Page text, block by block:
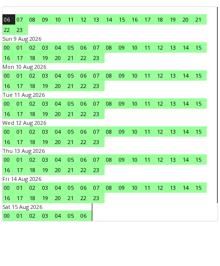
06 07 08 09 10 11 12 13 14 15 16 17 18 19 20
21
22
23
Sun 9 Aug 2026
00
01 02 03 04 05 06 07 08 09 10 11 12 13 14
15
16
17 18 19 20 21 22
23
Mon 10 Aug 2026
00
01 02 03 04 05 06 07 08 09 10 11 12 13 14
15
16
17 18 19 20 21 22
23
Tue 11 Aug 2026
00
01 02 03 04 05 06 07 08 09 10 11 12 13 14
15
16
17 18 19 20 21 22
23
Wed 12 Aug 2026
00
01 02 03 04 05 06 07 08 09 10 11 12 13 14
15
16
17 18 19 20 21 22
23
Thu 13 Aug 2026
00
01 02 03 04 05 06 07 08 09 10 11 12 13 14
15
16
17 18 19 20 21 22
23
Fri 14 Aug 2026
00
01 02 03 04 05 06 07 08 09 10 11 12 13 14
15
16
17 18 19 20 21 22
23
Sat 15 Aug 2026
00
01 02 03 04 05 06